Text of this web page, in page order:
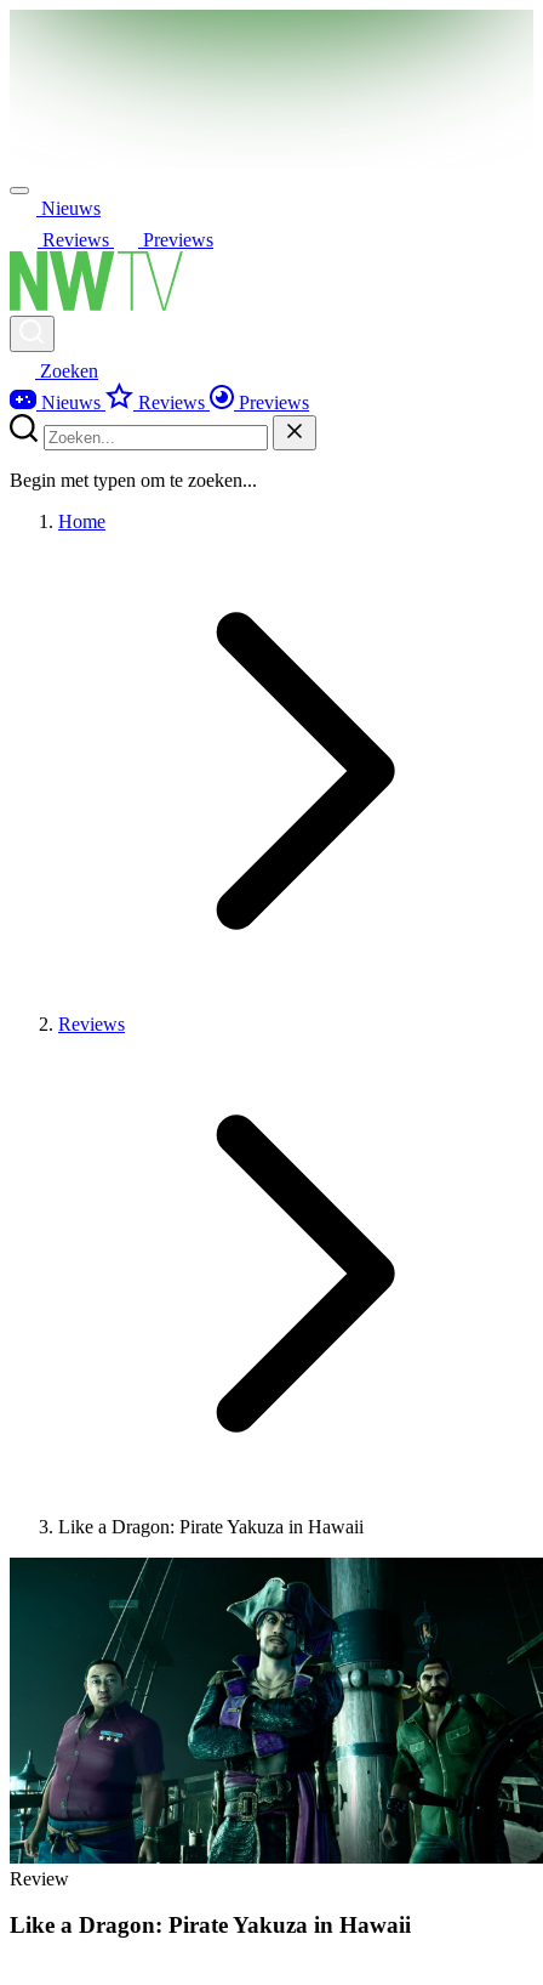
Nieuws
Reviews
Previews
Zoeken
Nieuws
Reviews Previews
Begin met typen om te zoeken...
Home
Reviews
Like a Dragon: Pirate Yakuza in Hawaii
Review
Like a Dragon: Pirate Yakuza in Hawaii